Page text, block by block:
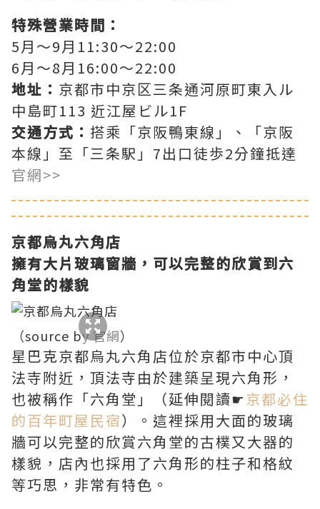
特殊營業時間：
5月～9月11:30～22:00
6月～8月16:00～22:00
地址： 京都市中京区三条通河原町東入ル
中島町113 近江屋ビル1F
交通方式： 搭乘「京阪鴨東線」、「京阪
本線」至「三条駅」7出口徒歩2分鐘抵達
官網>>
京都烏丸六角店
擁有大片玻璃窗牆，可以完整的欣賞到六
角堂的樣貌
（source by官網）
星巴克京都烏丸六角店位於京都市中心頂
法寺附近，頂法寺由於建築呈現六角形，
也被稱作「六角堂」（延伸閱讀☛京都必住
的百年町屋民宿）。這裡採用大面的玻璃
牆可以完整的欣賞六角堂的古樸又大器的
樣貌，店內也採用了六角形的柱子和格紋
等巧思，非常有特色。